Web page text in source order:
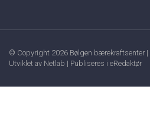
© Copyright 2026 Bølgen bærekraftsenter |
Utviklet av Netlab | Publiseres i eRedaktør